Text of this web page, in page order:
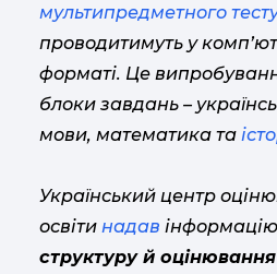
мультипредметного
проводитимуть у
форматі. Це
блоки завдань –
мови, математика та
Український центр
освіти надав інформацію
структуру й